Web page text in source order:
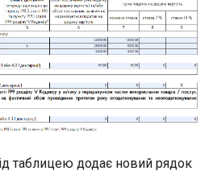
таблицею додає новий рядок